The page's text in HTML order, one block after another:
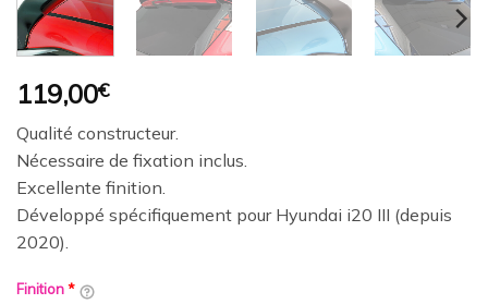
119,00€
Qualité constructeur.
Nécessaire de fixation inclus.
Excellente finition.
Développé spécifiquement pour Hyundai i20 III (depuis
2020).
Finition*